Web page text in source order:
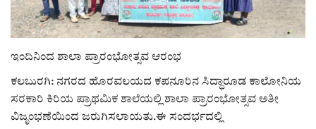
ರಾಜಕೀಯ
ಸುದ್ದಿ
e-paper (ಇ–ಪೇಪರ್‌)
ಇಂದಿನಿಂದ ಶಾಲಾ ಪ್ರಾರಂಭೋತ್ಸವ ಆರಂಭ
ಕಲಬುರಗಿ: ನಗರದ ಹೊರವಲಯದ ಕಪನೂರಿನ ಸಿದ್ಧಾರೂಡ ಕಾಲೋನಿಯ
ಸರಕಾರಿ ಕಿರಿಯ ಪ್ರಾಥಮಿಕ ಶಾಲೆಯಲ್ಲಿ ಶಾಲಾ ಪ್ರಾರಂಭೋತ್ಸವ ಅತೀ
ವಿಜೃಂಭಣೆಯಿಂದ ಜರುಗಿಸಲಾಯತು.ಈ ಸಂದರ್ಭದಲ್ಲಿ